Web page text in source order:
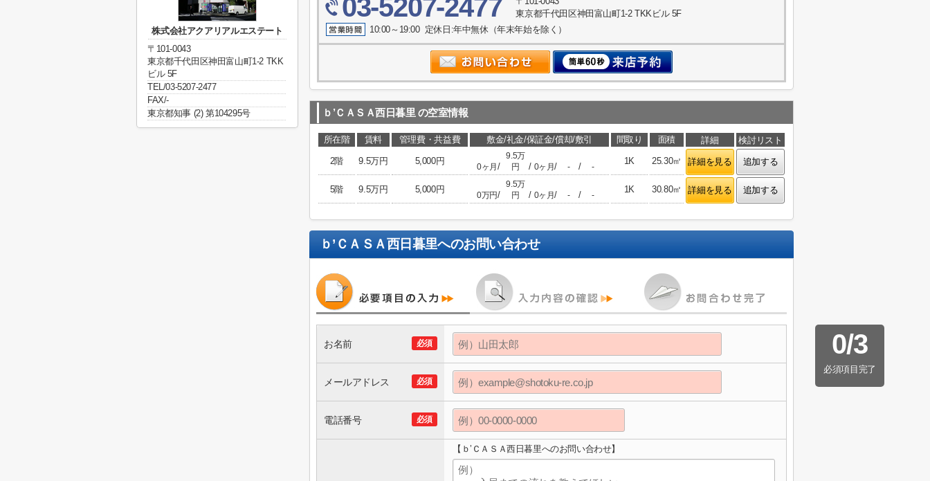
03-5207-2477
東京都千代田区神田富山町1-2 TKKビル 5F
10:00～19:00 定休日:年中無休（年末年始を除く）
ｂ’ＣＡＳＡ西日暮里 の空室情報
所在階 賃料 管理費・共益費 敷金/礼金/保証金/償却/敷引 間取り 面積 詳細
検討リスト
2階
9.5万円 5,000円
0ヶ月/
9.5万
円
/ 0ヶ月/ - / -
1K 25.30㎡ 詳細を見る 追加する
5階 9.5万円 5,000円
0万円/
9.5万
円
/ 0ヶ月/ - / -
1K 30.80㎡ 詳細を見る 追加する
ｂ’ＣＡＳＡ西日暮里へのお問い合わせ
0/3
必須項目完了
必須
お名前
必須
メールアドレス
必須
電話番号
【ｂ’ＣＡＳＡ西日暮里へのお問い合わせ】
株式会社アクアリアルエステート
〒101-0043
東京都千代田区神田富山町1-2 TKK
ビル 5F
TEL/03-5207-2477
FAX/-
東京都知事 (2) 第104295号